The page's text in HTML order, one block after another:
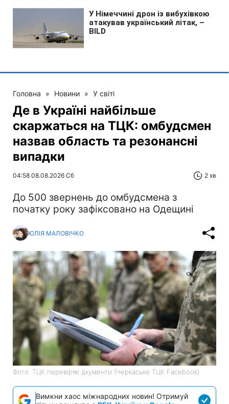
Головна » Новини » У світі
Де в Україні найбільше
скаржаться на ТЦК: омбудсмен
назвав область та резонансні
випадки
04:58 08.08.2026 Сб 2 хв
До 500 звернень до омбудсмена з
початку року зафіксовано на Одещині
ЮЛІЯ МАЛОВІЧКО
Фото: ТЦК перевіряє дкументи (Черкаське ТЦК Facebook)
Вимкни хаос міжнародних новин! Отримуй